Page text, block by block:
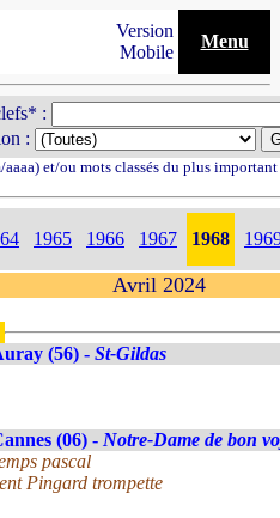
Version
Mobile
Menu
:
:
et/ou mots classés du plus
1965 1966 1967 1968
Avril 2024
(56) - St-Gildas
(06) - Notre-Dame de bon
pascal
Pingard trompette